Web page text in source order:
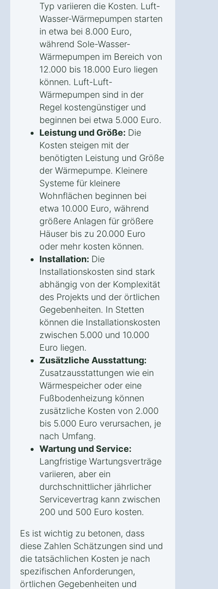
Typ variieren die Kosten. Luft-
Wasser-Wärmepumpen starten
in etwa bei 8.000 Euro,
während Sole-Wasser-
Wärmepumpen im Bereich von
12.000 bis 18.000 Euro liegen
können. Luft-Luft-
Wärmepumpen sind in der
Regel kostengünstiger und
beginnen bei etwa 5.000 Euro.
Leistung und Größe: Die
Kosten steigen mit der
benötigten Leistung und Größe
der Wärmepumpe. Kleinere
Systeme für kleinere
Wohnflächen beginnen bei
etwa 10.000 Euro, während
größere Anlagen für größere
Häuser bis zu 20.000 Euro
oder mehr kosten können.
Installation: Die
Installationskosten sind stark
abhängig von der Komplexität
des Projekts und der örtlichen
Gegebenheiten. In Stetten
können die Installationskosten
zwischen 5.000 und 10.000
Euro liegen.
Zusätzliche Ausstattung:
Zusatzausstattungen wie ein
Wärmespeicher oder eine
Fußbodenheizung können
zusätzliche Kosten von 2.000
bis 5.000 Euro verursachen, je
nach Umfang.
Wartung und Service:
Langfristige Wartungsverträge
variieren, aber ein
durchschnittlicher jährlicher
Servicevertrag kann zwischen
200 und 500 Euro kosten.
Es ist wichtig zu betonen, dass
diese Zahlen Schätzungen sind und
die tatsächlichen Kosten je nach
spezifischen Anforderungen,
örtlichen Gegebenheiten und